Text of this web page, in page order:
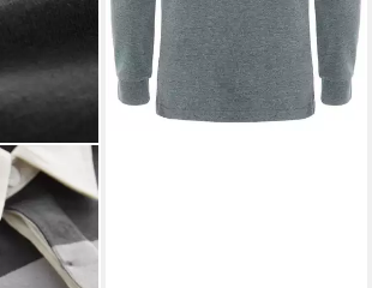
(1-tlg)
bei dir